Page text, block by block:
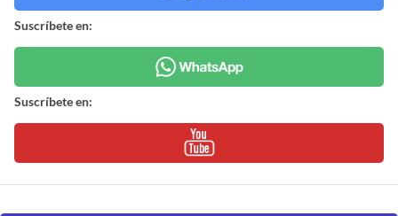
Suscríbete en:
Suscríbete en: